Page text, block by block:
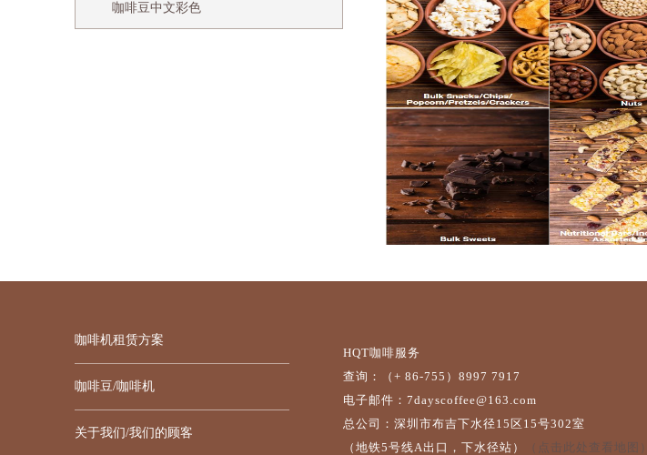
咖啡豆中文彩色
咖啡机租赁方案
咖啡豆/咖啡机
关于我们/我们的顾客
HQT咖啡服务
查询：（+ 86-755）8997 7917
电子邮件：7dayscoffee@163.com
总公司：深圳市布吉下水径15区15号302室
（地铁5号线A出口，下水径站）
（点击此处查看地图）